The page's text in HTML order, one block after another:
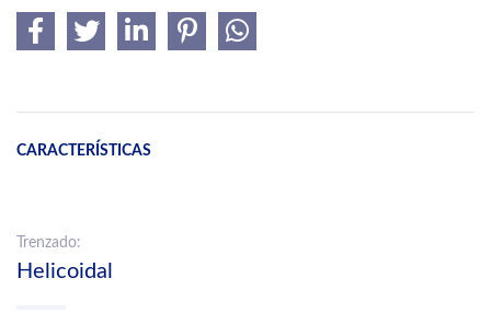
CARACTERÍSTICAS
Trenzado:
Helicoidal